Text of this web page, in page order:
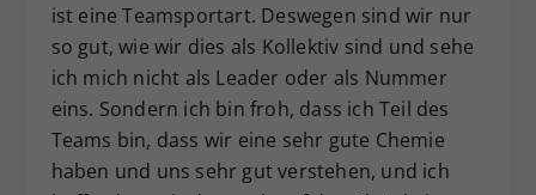
ist eine Teamsportart. Deswegen sind wir nur
so gut, wie wir dies als Kollektiv sind und sehe
ich mich nicht als Leader oder als Nummer
eins. Sondern ich bin froh, dass ich Teil des
Teams bin, dass wir eine sehr gute Chemie
haben und uns sehr gut verstehen, und ich